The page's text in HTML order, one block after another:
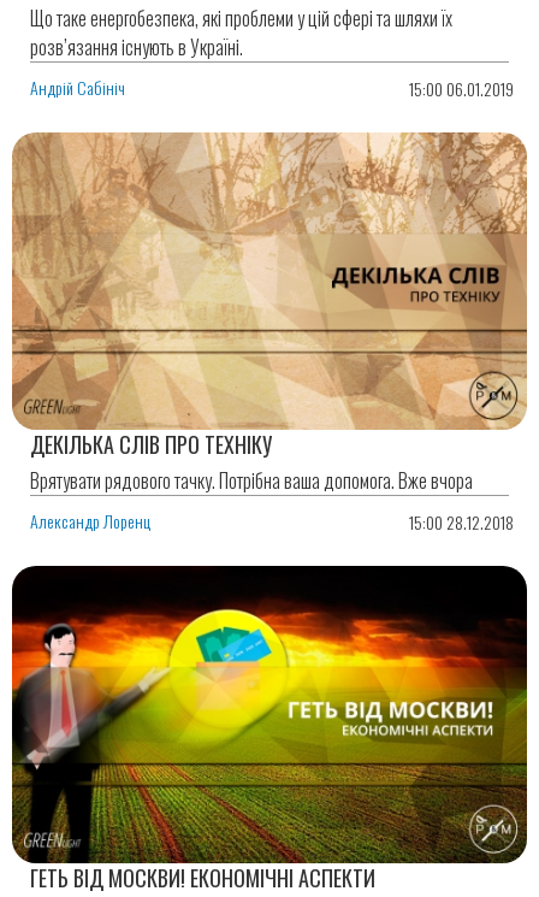
Що таке енергобезпека, які проблеми у цій сфері та шляхи їх
розв’язання існують в Україні.
Андрій Сабініч 15:00 06.01.2019
ДЕКІЛЬКА СЛІВ ПРО ТЕХНІКУ
Врятувати рядового тачку. Потрібна ваша допомога. Вже вчора
Александр Лоренц 15:00 28.12.2018
ГЕТЬ ВІД МОСКВИ! ЕКОНОМІЧНІ АСПЕКТИ